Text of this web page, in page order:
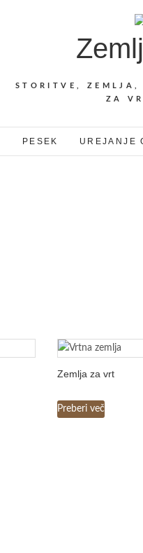
STORITVE, ZEMLJA,
ZA
PESEK UREJANJE
Zemlja za vrt
Preberi več